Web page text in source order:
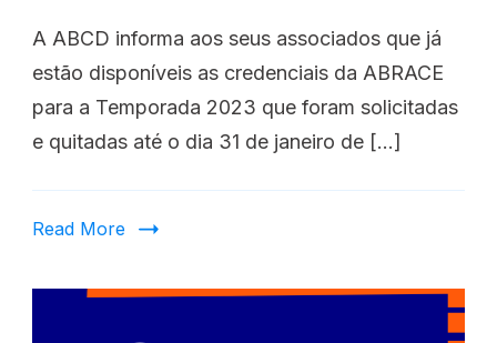
A ABCD informa aos seus associados que já
estão disponíveis as credenciais da ABRACE
para a Temporada 2023 que foram solicitadas
e quitadas até o dia 31 de janeiro de […]
Read More